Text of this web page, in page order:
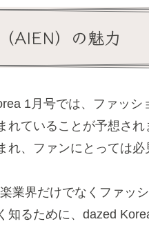
AIEN）の魅力
1月号では、ファッシ
ていることが予想され
、ファンにとっては必
業界だけでなくファッ
知るために、dazed